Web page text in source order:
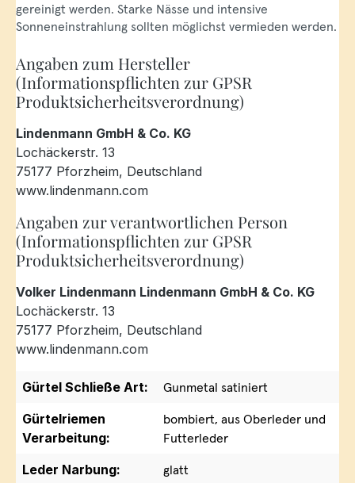
gereinigt werden. Starke Nässe und intensive
Sonneneinstrahlung sollten möglichst vermieden werden.
Angaben zum Hersteller
(Informationspflichten zur GPSR
Produktsicherheitsverordnung)
Lindenmann GmbH & Co. KG
Lochäckerstr. 13
75177 Pforzheim, Deutschland
www.lindenmann.com
Angaben zur verantwortlichen Person
(Informationspflichten zur GPSR
Produktsicherheitsverordnung)
Volker Lindenmann Lindenmann GmbH & Co. KG
Lochäckerstr. 13
75177 Pforzheim, Deutschland
www.lindenmann.com
Gürtel Schließe Art:
Gunmetal satiniert
Gürtelriemen
Verarbeitung:
bombiert, aus Oberleder und
Futterleder
Leder Narbung:
glatt